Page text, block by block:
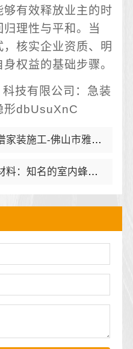
有效释放业主的时
理性与平和。当
核实企业资质、明
权益的基础步骤。
技有限公司：急装
形dbUsuXnC
山市雅居美家建筑装饰工程有限公司
名的室内蜂窝铝板排行榜